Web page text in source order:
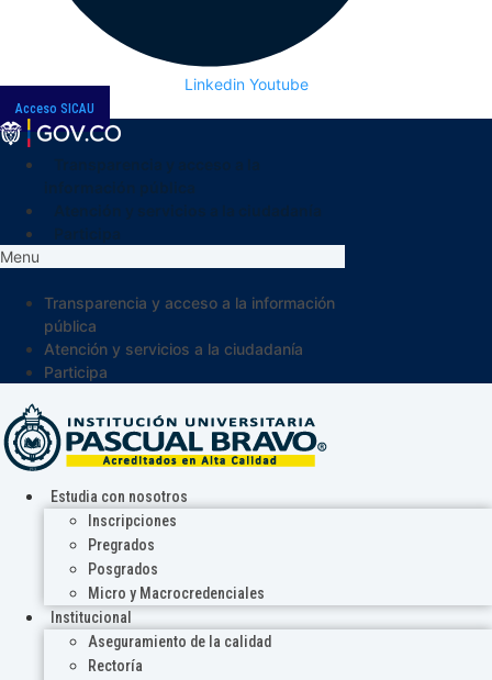
Linkedin Youtube
Acceso SICAU
Menu
Transparencia y acceso a la información
pública
Atención y servicios a la ciudadanía
Participa
Estudia con nosotros
Inscripciones
Pregrados
Posgrados
Micro y Macrocredenciales
Institucional
Aseguramiento de la calidad
Rectoría